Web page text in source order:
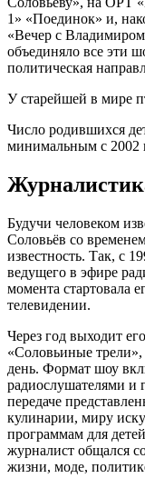
1» «Поединок» и,
«Вечер с
объединяло все эти
политическая
У старейшей в мире
Число родившихся
минимальным с 2002
Будучи человеком
Соловьёв со
известность. Так, с
ведущего в эфире
момента стартовала
телевидении.
Через год выходит
«Соловьиные
день. Формат шоу
радиослушателями и
передаче
кулинарии, миру
программам для
журналист общался
жизни, моде,